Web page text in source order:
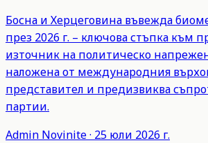
Босна и Херцеговина въвежда
през 2026 г. – ключова стъпка към
източник на политическо
наложена от международния
представител и предизвиква
партии.
Admin Novinite· 25 юли 2026 г.